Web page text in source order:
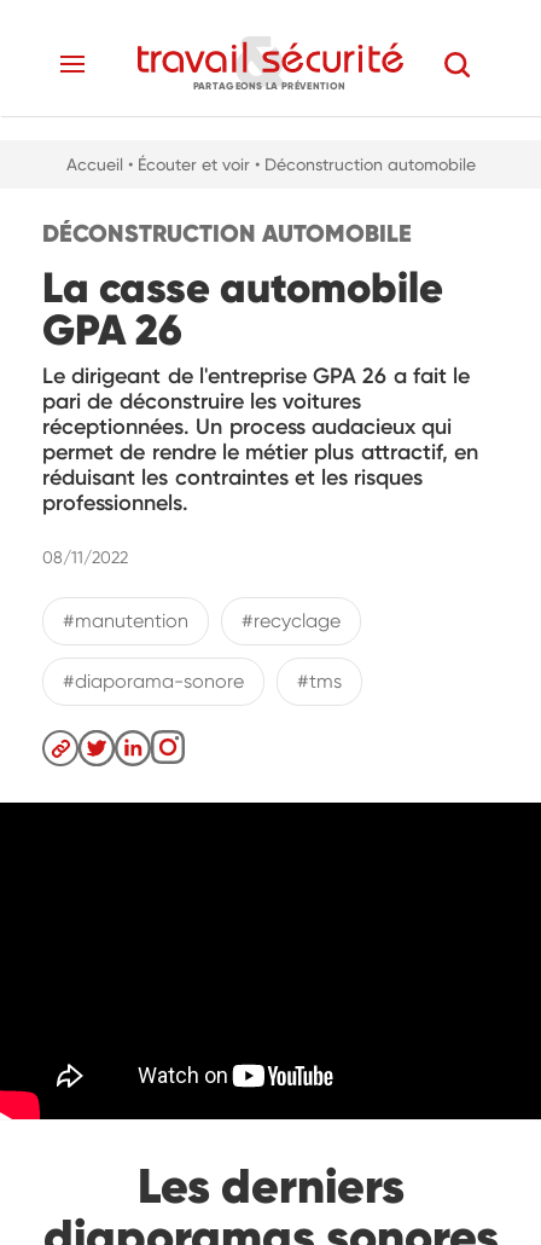
PARTAGEONS LA PRÉVENTION
Accueil • Écouter et voir • Déconstruction automobile
DÉCONSTRUCTION AUTOMOBILE
La casse automobile
GPA 26
Le dirigeant de l'entreprise GPA 26 a fait le
pari de déconstruire les voitures
réceptionnées. Un process audacieux qui
permet de rendre le métier plus attractif, en
réduisant les contraintes et les risques
professionnels.
08/11/2022
#manutention #recyclage
#diaporama-sonore #tms
Les derniers